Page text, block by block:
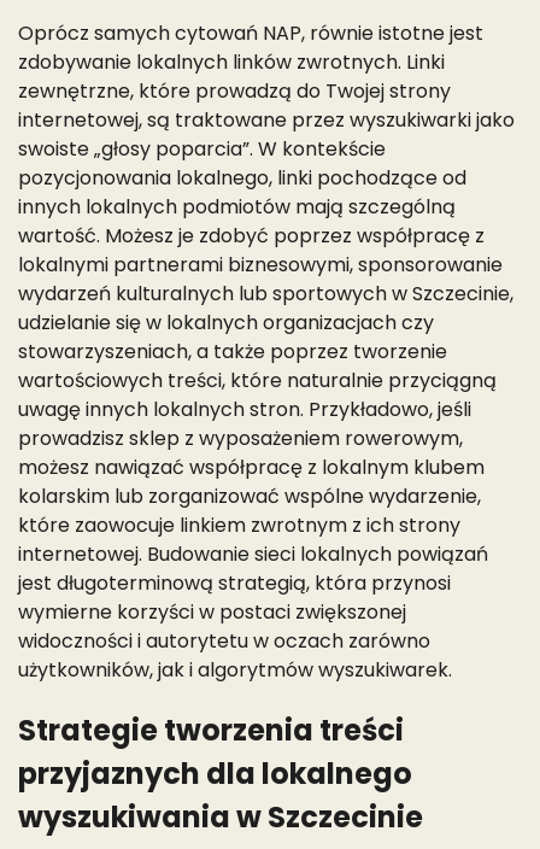
Oprócz samych cytowań NAP, równie istotne jest
zdobywanie lokalnych linków zwrotnych. Linki
zewnętrzne, które prowadzą do Twojej strony
internetowej, są traktowane przez wyszukiwarki jako
swoiste „głosy poparcia”. W kontekście
pozycjonowania lokalnego, linki pochodzące od
innych lokalnych podmiotów mają szczególną
wartość. Możesz je zdobyć poprzez współpracę z
lokalnymi partnerami biznesowymi, sponsorowanie
wydarzeń kulturalnych lub sportowych w Szczecinie,
udzielanie się w lokalnych organizacjach czy
stowarzyszeniach, a także poprzez tworzenie
wartościowych treści, które naturalnie przyciągną
uwagę innych lokalnych stron. Przykładowo, jeśli
prowadzisz sklep z wyposażeniem rowerowym,
możesz nawiązać współpracę z lokalnym klubem
kolarskim lub zorganizować wspólne wydarzenie,
które zaowocuje linkiem zwrotnym z ich strony
internetowej. Budowanie sieci lokalnych powiązań
jest długoterminową strategią, która przynosi
wymierne korzyści w postaci zwiększonej
widoczności i autorytetu w oczach zarówno
użytkowników, jak i algorytmów wyszukiwarek.
Strategie tworzenia treści
przyjaznych dla lokalnego
wyszukiwania w Szczecinie